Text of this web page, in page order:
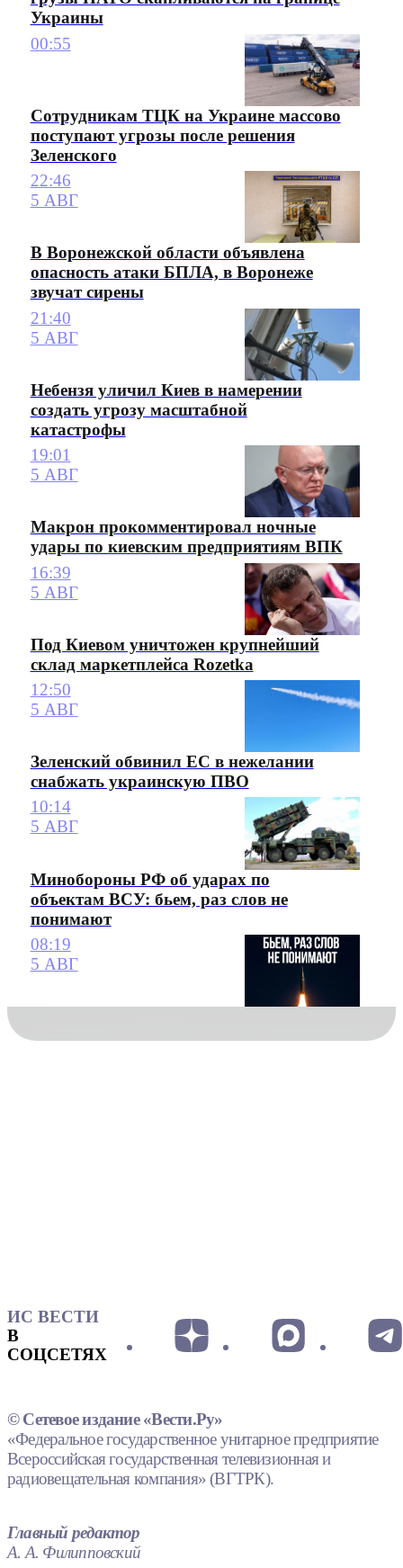
Украины
00:55
Сотрудникам ТЦК на Украине массово
поступают угрозы после решения
Зеленского
22:46
5 АВГ
В Воронежской области объявлена
опасность атаки БПЛА, в Воронеже
звучат сирены
21:40
5 АВГ
Небензя уличил Киев в намерении
создать угрозу масштабной
катастрофы
19:01
5 АВГ
Макрон прокомментировал ночные
удары по киевским предприятиям ВПК
16:39
5 АВГ
Под Киевом уничтожен крупнейший
склад маркетплейса Rozetka
12:50
5 АВГ
Зеленский обвинил ЕС в нежелании
снабжать украинскую ПВО
10:14
5 АВГ
Минобороны РФ об ударах по
объектам ВСУ: бьем, раз слов не
понимают
08:19
5 АВГ
ИС ВЕСТИ
В
СОЦСЕТЯХ
© Сетевое издание «Вести.Ру»
«Федеральное государственное унитарное предприятие
Всероссийская государственная телевизионная и
радиовещательная компания» (ВГТРК).
Главный редактор
А. А. Филипповский